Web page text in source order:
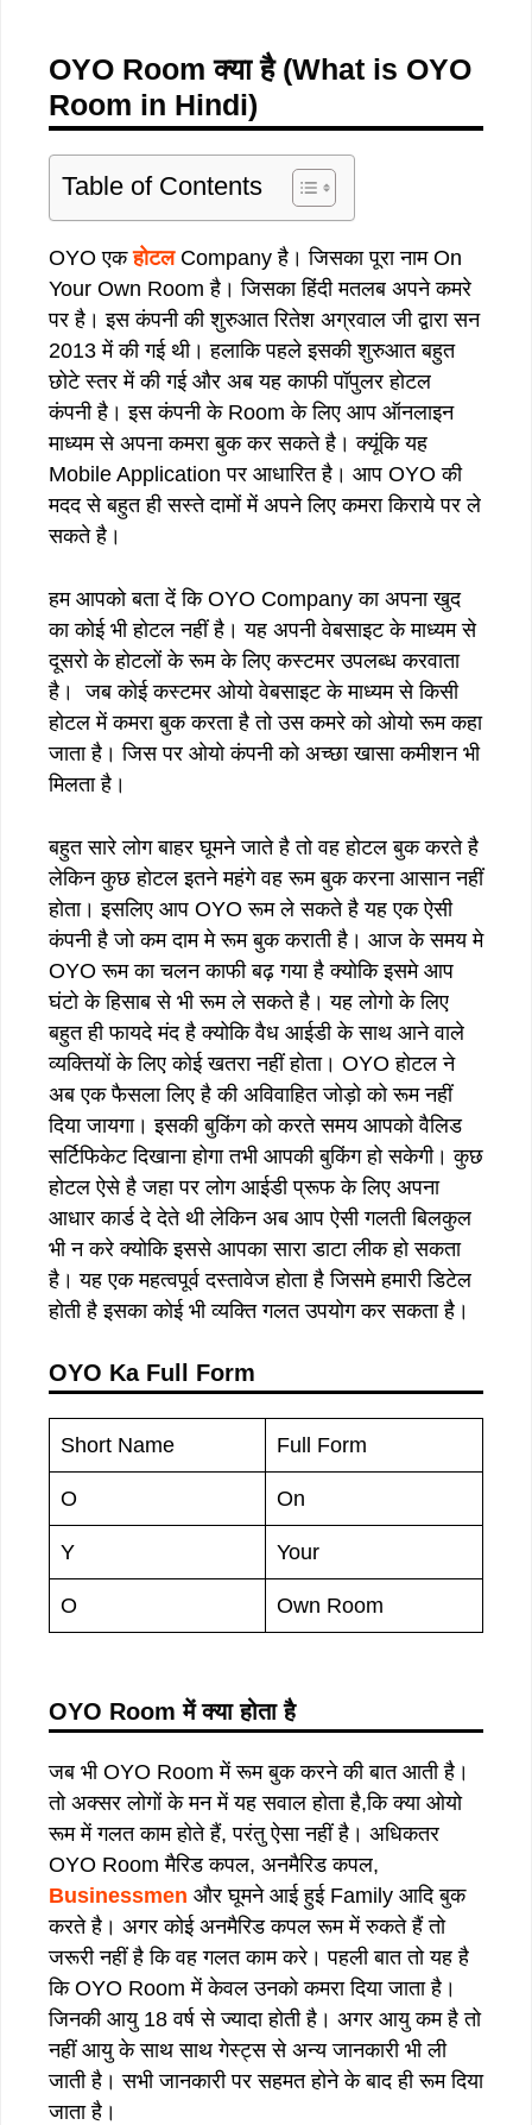
OYO Roomक्या है(What is OYO
Room in Hindi)
Table of Contents
OYO एकहोटल Company है। जिसका पूरा नाम On
Your Own Room है। जिसका हिंदी मतलब अपने कमरे
पर है। इस कंपनी की शुरुआत रितेश अग्रवाल जी द्वारा सन
2013 में की गई थी। हलाकि पहले इसकी शुरुआत बहुत
छोटे स्तर में की गई और अब यह काफी पॉपुलर होटल
कंपनी है। इस कंपनी के Room के लिए आप ऑनलाइन
माध्यम से अपना कमरा बुक कर सकते है। क्यूंकि यह
Mobile Application पर आधारित है। आप OYO की
मदद से बहुत ही सस्ते दामों में अपने लिए कमरा किराये पर ले
सकते है।
हम आपको बता दें कि OYO Company का अपना खुद
का कोई भी होटल नहीं है। यह अपनी वेबसाइट के माध्यम से
दूसरो के होटलों के रूम के लिए कस्टमर उपलब्ध करवाता
है। जब कोई कस्टमर ओयो वेबसाइट के माध्यम से किसी
होटल में कमरा बुक करता है तो उस कमरे को ओयो रूम कहा
जाता है। जिस पर ओयो कंपनी को अच्छा खासा कमीशन भी
मिलता है।
बहुत सारे लोग बाहर घूमने जाते है तो वह होटल बुक करते है
लेकिन कुछ होटल इतने महंगे वह रूम बुक करना आसान नहीं
होता। इसलिए आप OYO रूम ले सकते है यह एक ऐसी
कंपनी है जो कम दाम मे रूम बुक कराती है। आज के समय मे
OYO रूम का चलन काफी बढ़ गया है क्योकि इसमे आप
घंटो के हिसाब से भी रूम ले सकते है। यह लोगो के लिए
बहुत ही फायदे मंद है क्योकि वैध आईडी के साथ आने वाले
व्यक्तियों के लिए कोई खतरा नहीं होता। OYO होटल ने
अब एक फैसला लिए है की अविवाहित जोड़ो को रूम नहीं
दिया जायगा। इसकी बुकिंग को करते समय आपको वैलिड
सर्टिफिकेट दिखाना होगा तभी आपकी बुकिंग हो सकेगी। कुछ
होटल ऐसे है जहा पर लोग आईडी प्रूफ के लिए अपना
आधार कार्ड दे देते थी लेकिन अब आप ऐसी गलती बिलकुल
भी न करे क्योकि इससे आपका सारा डाटा लीक हो सकता
है। यह एक महत्वपूर्व दस्तावेज होता है जिसमे हमारी डिटेल
होती है इसका कोई भी व्यक्ति गलत उपयोग कर सकता है।
OYO Ka Full Form
Short Name Full Form
O On
Y Your
O Own Room
OYO Roomमें क्या होता है
जब भी OYO Room में रूम बुक करने की बात आती है।
तो अक्सर लोगों के मन में यह सवाल होता है,कि क्या ओयो
रूम में गलत काम होते हैं, परंतु ऐसा नहीं है। अधिकतर
OYO Room मैरिड कपल, अनमैरिड कपल,
Businessmen और घूमने आई हुई Family आदि बुक
करते है। अगर कोई अनमैरिड कपल रूम में रुकते हैं तो
जरूरी नहीं है कि वह गलत काम करे। पहली बात तो यह है
कि OYO Room में केवल उनको कमरा दिया जाता है।
जिनकी आयु 18 वर्ष से ज्यादा होती है। अगर आयु कम है तो
नहीं आयु के साथ साथ गेस्ट्स से अन्य जानकारी भी ली
जाती है। सभी जानकारी पर सहमत होने के बाद ही रूम दिया
जाता है।